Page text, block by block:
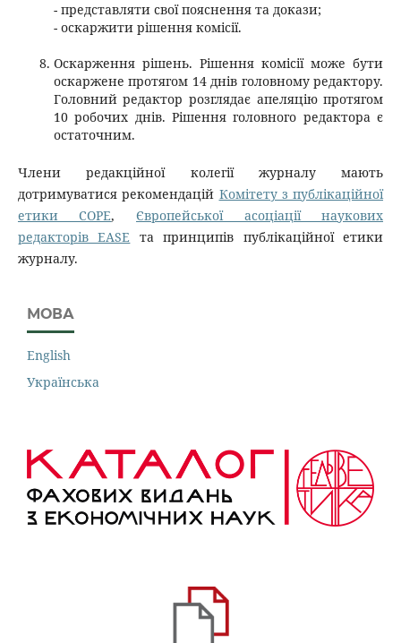
- представляти свої пояснення та докази;
- оскаржити рішення комісії.
Оскарження рішень. Рішення комісії може бути
оскаржене протягом 14 днів головному редактору.
Головний редактор розглядає апеляцію протягом
10 робочих днів. Рішення головного редактора є
остаточним.
Члени редакційної колегії журналу мають
дотримуватися рекомендацій Комітету з публікаційної
етики COPE, Європейської асоціації наукових
редакторів EASE та принципів публікаційної етики
журналу.
МОВА
English
Українська